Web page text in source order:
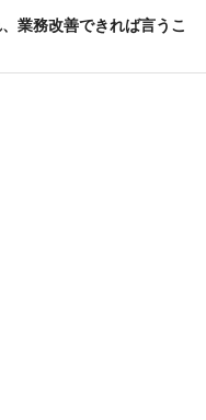
業務改善できれば言うこ